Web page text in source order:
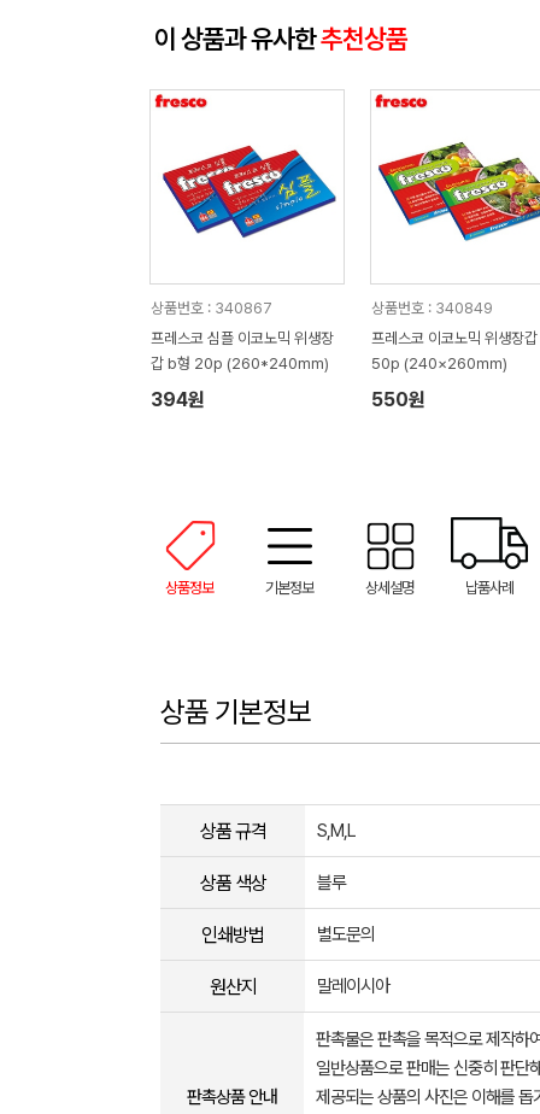
이 상품과 유사한추천상품
상품번호 : 340867
프레스코 심플 이코노믹 위생장
갑 b형 20p (260*240mm)
394원
상품번호 : 340849
프레스코 이코노믹 위생장
50p (240×260㎜)
550원
상품정보 기본정보 상세설명 납품사례
상품 기본정보
상품 규격 S,M,L
상품 색상 블루
인쇄방법 별도문의
원산지 말레이시아
판촉상품 안내
판촉물은 판촉을 목적으로 제작하
일반상품으로 판매는 신중히 판단
제공되는 상품의 사진은 이해를